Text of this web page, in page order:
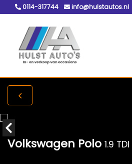
0114-317744 info@hulstautos.nl
Volkswagen Polo 1.9 TDI